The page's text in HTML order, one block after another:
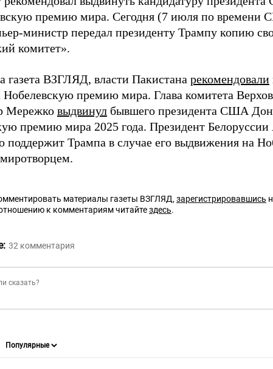
премию мира. Сегодня (7 июля по времени
министр передал президенту Трампу копию
комитет».
газета ВЗГЛЯД, власти Пакистана рекомендовали
Нобелевскую премию мира. Глава комитета
Мережко выдвинул бывшего президента США
премию мира 2025 года. Президент
поддержит Трампа в случае его выдвижения на
материалы газеты ВЗГЛЯД,зарегистрировавшись
к комментариям читайтездесь.
32 комментария